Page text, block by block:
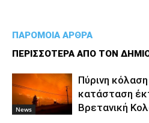
ΠΑΡΟΜΟΙΑ ΑΡΘΡΑ
ΠΕΡΙΣΣΟΤΕΡΑ ΑΠΟ ΤΟΝ
News
Πύρινη
κατάσταση
Βρετανική